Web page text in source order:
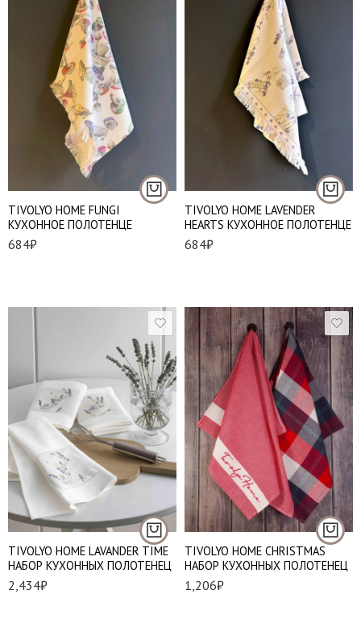
TIVOLYO HOME FUNGI
КУХОННОЕ ПОЛОТЕНЦЕ
684₽
TIVOLYO HOME LAVENDER
HEARTS КУХОННОЕ ПОЛОТЕНЦЕ
684₽
TIVOLYO HOME LAVANDER TIME
НАБОР КУХОННЫХ ПОЛОТЕНЕЦ
2,434₽
TIVOLYO HOME CHRISTMAS
НАБОР КУХОННЫХ ПОЛОТЕНЕЦ
1,206₽